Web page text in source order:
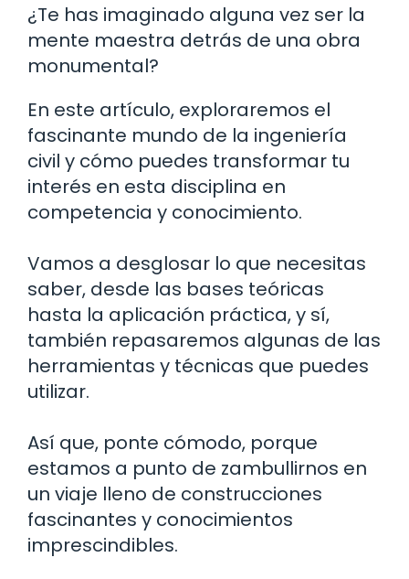
¿Te has imaginado alguna vez ser la
mente maestra detrás de una obra
monumental?
En este artículo, exploraremos el
fascinante mundo de la ingeniería
civil y cómo puedes transformar tu
interés en esta disciplina en
competencia y conocimiento.
Vamos a desglosar lo que necesitas
saber, desde las bases teóricas
hasta la aplicación práctica, y sí,
también repasaremos algunas de las
herramientas y técnicas que puedes
utilizar.
Así que, ponte cómodo, porque
estamos a punto de zambullirnos en
un viaje lleno de construcciones
fascinantes y conocimientos
imprescindibles.